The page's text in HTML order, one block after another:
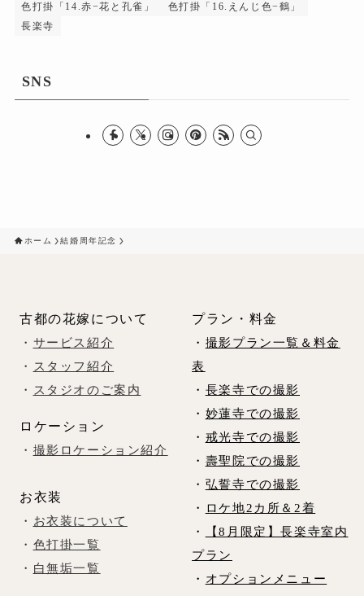
色打掛「14.赤−花と孔雀」
色打掛「16.えんじ色−鶴」
長楽寺
SNS
ホーム 結婚周年記念
古都の花嫁について
・ サービス紹介
・
スタッフ紹介
・
スタジオのご案内
ロケーション
・ 撮影ロケーション紹介
お衣装
・ お衣装について
・ 色打掛一覧
・ 白無垢一覧
プラン・料金
・ 撮影プラン一覧＆料金
表
・ 長楽寺での撮影
・ 妙蓮寺での撮影
・ 戒光寺での撮影
・ 壽聖院での撮影
・ 弘誓寺での撮影
・
ロケ地2カ所＆2着
・
【8月限定】長楽寺室内
プラン
・ オプションメニュー